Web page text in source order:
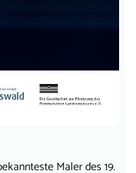
Maler des 19.